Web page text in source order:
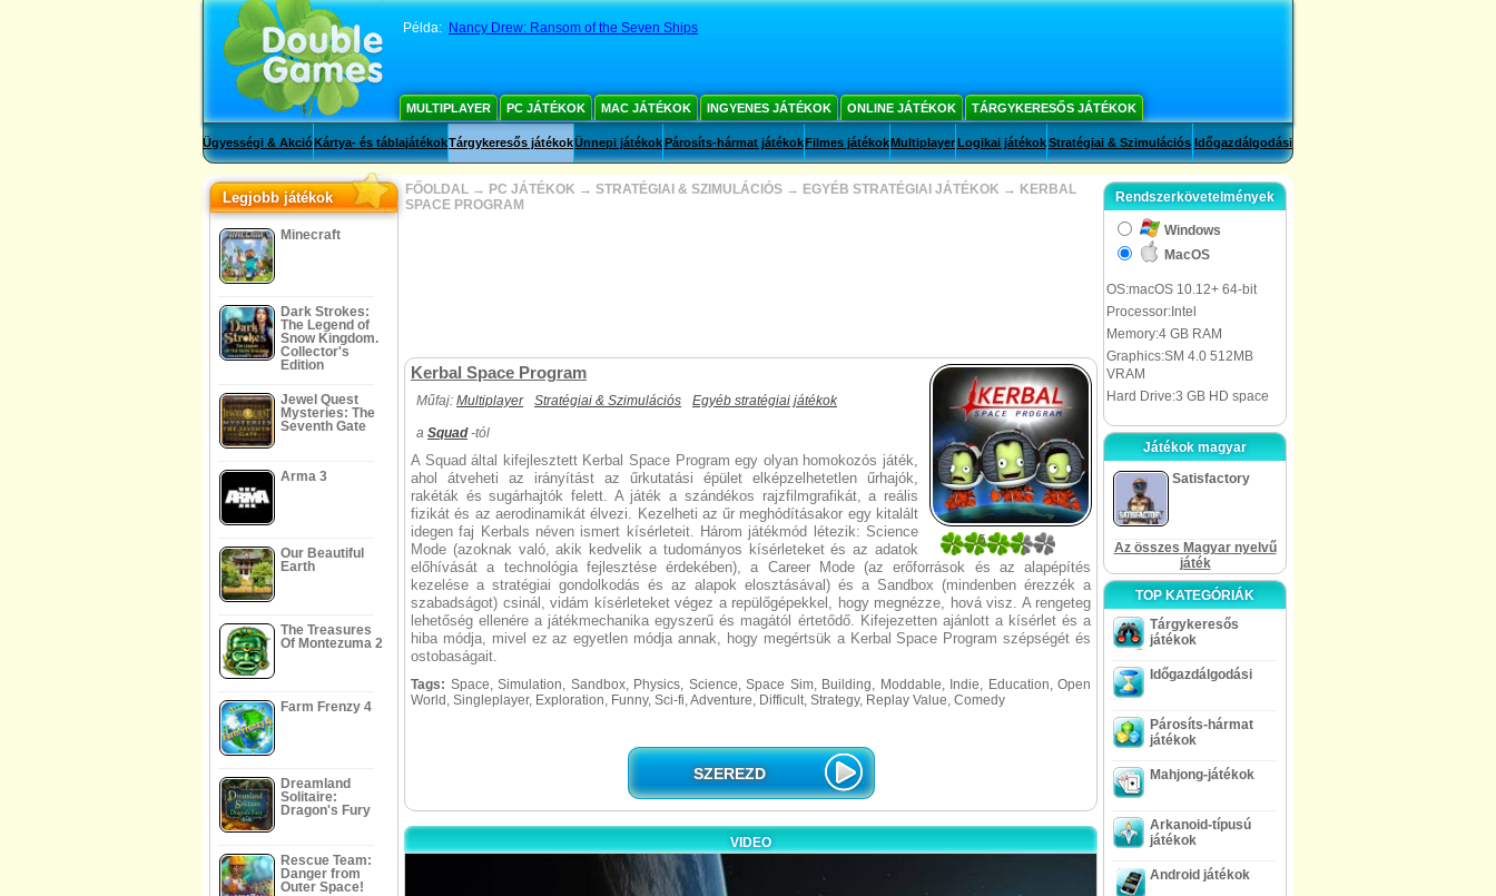
Példa: Nancy Drew: Ransom of the Seven Ships
MULTIPLAYER PC JÁTÉKOK MAC JÁTÉKOK INGYENES JÁTÉKOK ONLINE JÁTÉKOK TÁRGYKERESŐS JÁTÉKOK
Ügyességi & AkcióKártya- és táblajátékokTárgykeresős játékokÜnnepi játékokPárosíts-hármat játékokFilmes játékokMultiplayerLogikai játékok Stratégiai & Szimulációs Időgazdálgodási
Legjobb játékok
Minecraft
Dark Strokes:
The Legend of
Snow Kingdom.
Collector's
Edition
Jewel Quest
Mysteries: The
Seventh Gate
Arma 3
Our Beautiful
Earth
The Treasures
Of Montezuma 2
Farm Frenzy 4
Dreamland
Solitaire:
Dragon's Fury
Rescue Team:
Danger from
Outer Space!
FŐOLDAL → PC JÁTÉKOK → STRATÉGIAI & SZIMULÁCIÓS → EGYÉB STRATÉGIAI JÁTÉKOK → KERBAL
SPACE PROGRAM
5
1
Kerbal Space Program
Műfaj: Multiplayer Stratégiai & Szimulációs Egyéb stratégiai játékok
a Squad-tól
A Squad által kifejlesztett Kerbal Space Program egy olyan homokozós játék,
ahol átveheti az irányítást az űrkutatási épület elképzelhetetlen űrhajók,
rakéták és sugárhajtók felett. A játék a szándékos rajzfilmgrafikát, a reális
fizikát és az aerodinamikát élvezi. Kezelheti az űr meghódításakor egy kitalált
idegen faj Kerbals néven ismert kísérleteit. Három játékmód létezik: Science
Mode (azoknak való, akik kedvelik a tudományos kísérleteket és az adatok
előhívását a technológia fejlesztése érdekében), a Career Mode (az erőforrások és az alapépítés
kezelése a stratégiai gondolkodás és az alapok elosztásával) és a Sandbox (mindenben érezzék a
szabadságot) csinál, vidám kísérleteket végez a repülőgépekkel, hogy megnézze, hová visz. A rengeteg
lehetőség ellenére a játékmechanika egyszerű és magától értetődő. Kifejezetten ajánlott a kísérlet és a
hiba módja, mivel ez az egyetlen módja annak, hogy megértsük a Kerbal Space Program szépségét és
ostobaságait.
Tags: Space, Simulation, Sandbox, Physics, Science, Space Sim, Building, Moddable, Indie, Education, Open
World, Singleplayer, Exploration, Funny, Sci-fi, Adventure, Difficult, Strategy, Replay Value, Comedy
SZEREZD
VIDEO
Rendszerkövetelmények
Windows
MacOS
OS:macOS 10.12+ 64-bit
Processor:Intel
Memory:4 GB RAM
Graphics:SM 4.0 512MB
VRAM
Hard Drive:3 GB HD space
Játékok magyar
Satisfactory
Az összes Magyar nyelvű
játék
TOP KATEGÓRIÁK
Tárgykeresős
játékok
Időgazdálgodási
Párosíts-hármat
játékok
Mahjong-játékok
Arkanoid-típusú
játékok
Android játékok